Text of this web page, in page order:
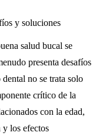
y soluciones
salud bucal se
presenta desafíos
no se trata solo
crítico de la
con la edad,
y los efectos